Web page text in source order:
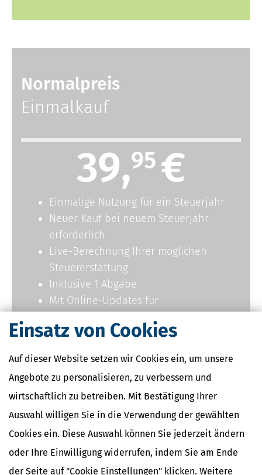
Einsatz von Cookies
Auf dieser Website setzen wir Cookies ein, um unsere
Angebote zu personalisieren, zu verbessern und
wirtschaftlich zu betreiben. Mit Bestätigung Ihrer
Auswahl willigen Sie in die Verwendung der gewählten
Cookies ein. Diese Auswahl können Sie jederzeit ändern
oder Ihre Einwilligung widerrufen, indem Sie am Ende
der Seite auf "Cookie Einstellungen" klicken. Weitere
Normalpreis
Einmalkauf
39,95 €
Einmalige Nutzung für ein Steuerjahr
Neuer Kauf bei neuem Steuerjahr
erforderlich
Live-Berechnung Ihrer möglichen
Steuererstattung
Inklusive 1 Abgabe
Mit Online-Updates für
Jetzt kaufen
Steuererklärungonline